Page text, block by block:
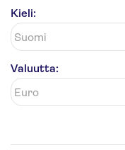
Kieli:
Valuutta: